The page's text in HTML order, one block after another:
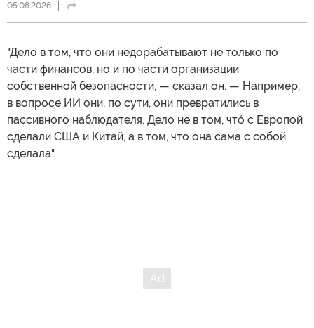
05.08.2026
"Дело в том, что они недорабатывают не только по
части финансов, но и по части организации
собственной безопасности, — сказал он. — Например,
в вопросе ИИ они, по сути, они превратились в
пассивного наблюдателя. Дело не в том, чтó с Европой
сделали США и Китай, а в том, что она сама с собой
сделала".